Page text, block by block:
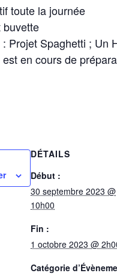
toute la journée
buvette
Projet Spaghetti ; Un
en cours de
DÉTAILS
Début :
30 septembre 2023 @
10h00
Fin :
1 octobre 2023 @
Catégorie